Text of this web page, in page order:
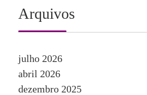
Arquivos
julho 2026
abril 2026
dezembro 2025